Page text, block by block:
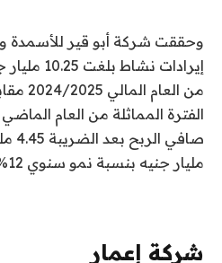
وحققت شركة أبو قير للأسمدة
إيرادات
مليار جنيه بنسبة نمو سنوي 12%.
شركة إعمار